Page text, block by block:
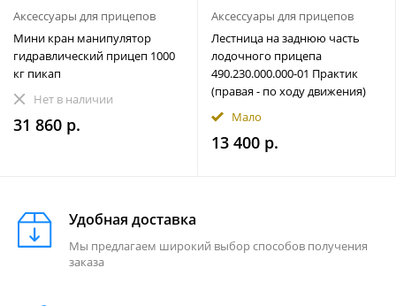
Аксессуары для прицепов
Мини кран манипулятор
гидравлический прицеп 1000
кг пикап
Нет в наличии
31 860 р.
Аксессуары для прицепов
Лестница на заднюю часть
лодочного прицепа
490.230.000.000-01 Практик
(правая - по ходу движения)
Мало
13 400 р.
Удобная доставка
Мы предлагаем широкий выбор способов получения
заказа